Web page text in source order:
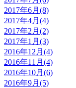
2017年6月(8)
2017年4月(4)
2017年2月(2)
2017年1月(3)
2016年12月(4)
2016年11月(4)
2016年10月(6)
2016年9月(5)